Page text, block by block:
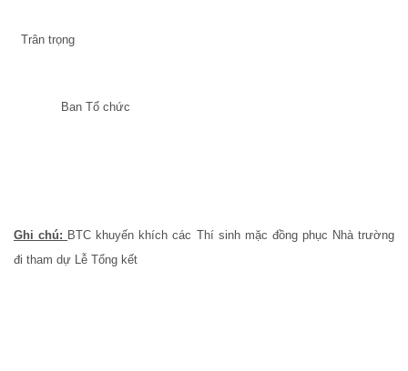
Trân trọng
Ban Tổ chức
Ghi chú: BTC khuyến khích các Thí sinh mặc đồng phục Nhà trường
đi tham dự Lễ Tổng kết